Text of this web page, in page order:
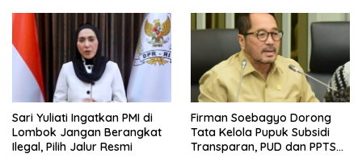
Sari Yuliati Ingatkan PMI di
Lombok Jangan Berangkat
Ilegal, Pilih Jalur Resmi
Firman Soebagyo Dorong
Tata Kelola Pupuk Subsidi
Transparan, PUD dan PPTS